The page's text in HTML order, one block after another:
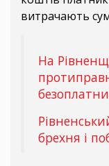
витрачають
На
брехня і